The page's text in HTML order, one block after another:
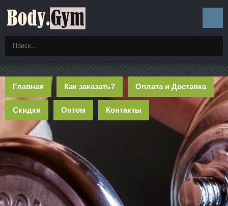
Главная Как заказать? Оплата и Доставка
Скидки Оптом Контакты